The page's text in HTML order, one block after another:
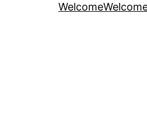
Welcome